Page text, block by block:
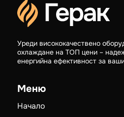
Уреди висококачествено
охлаждане на ТОП цени –
енергийна ефективност за
Меню
Начало